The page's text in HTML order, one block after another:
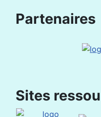
Partenaires
Sites